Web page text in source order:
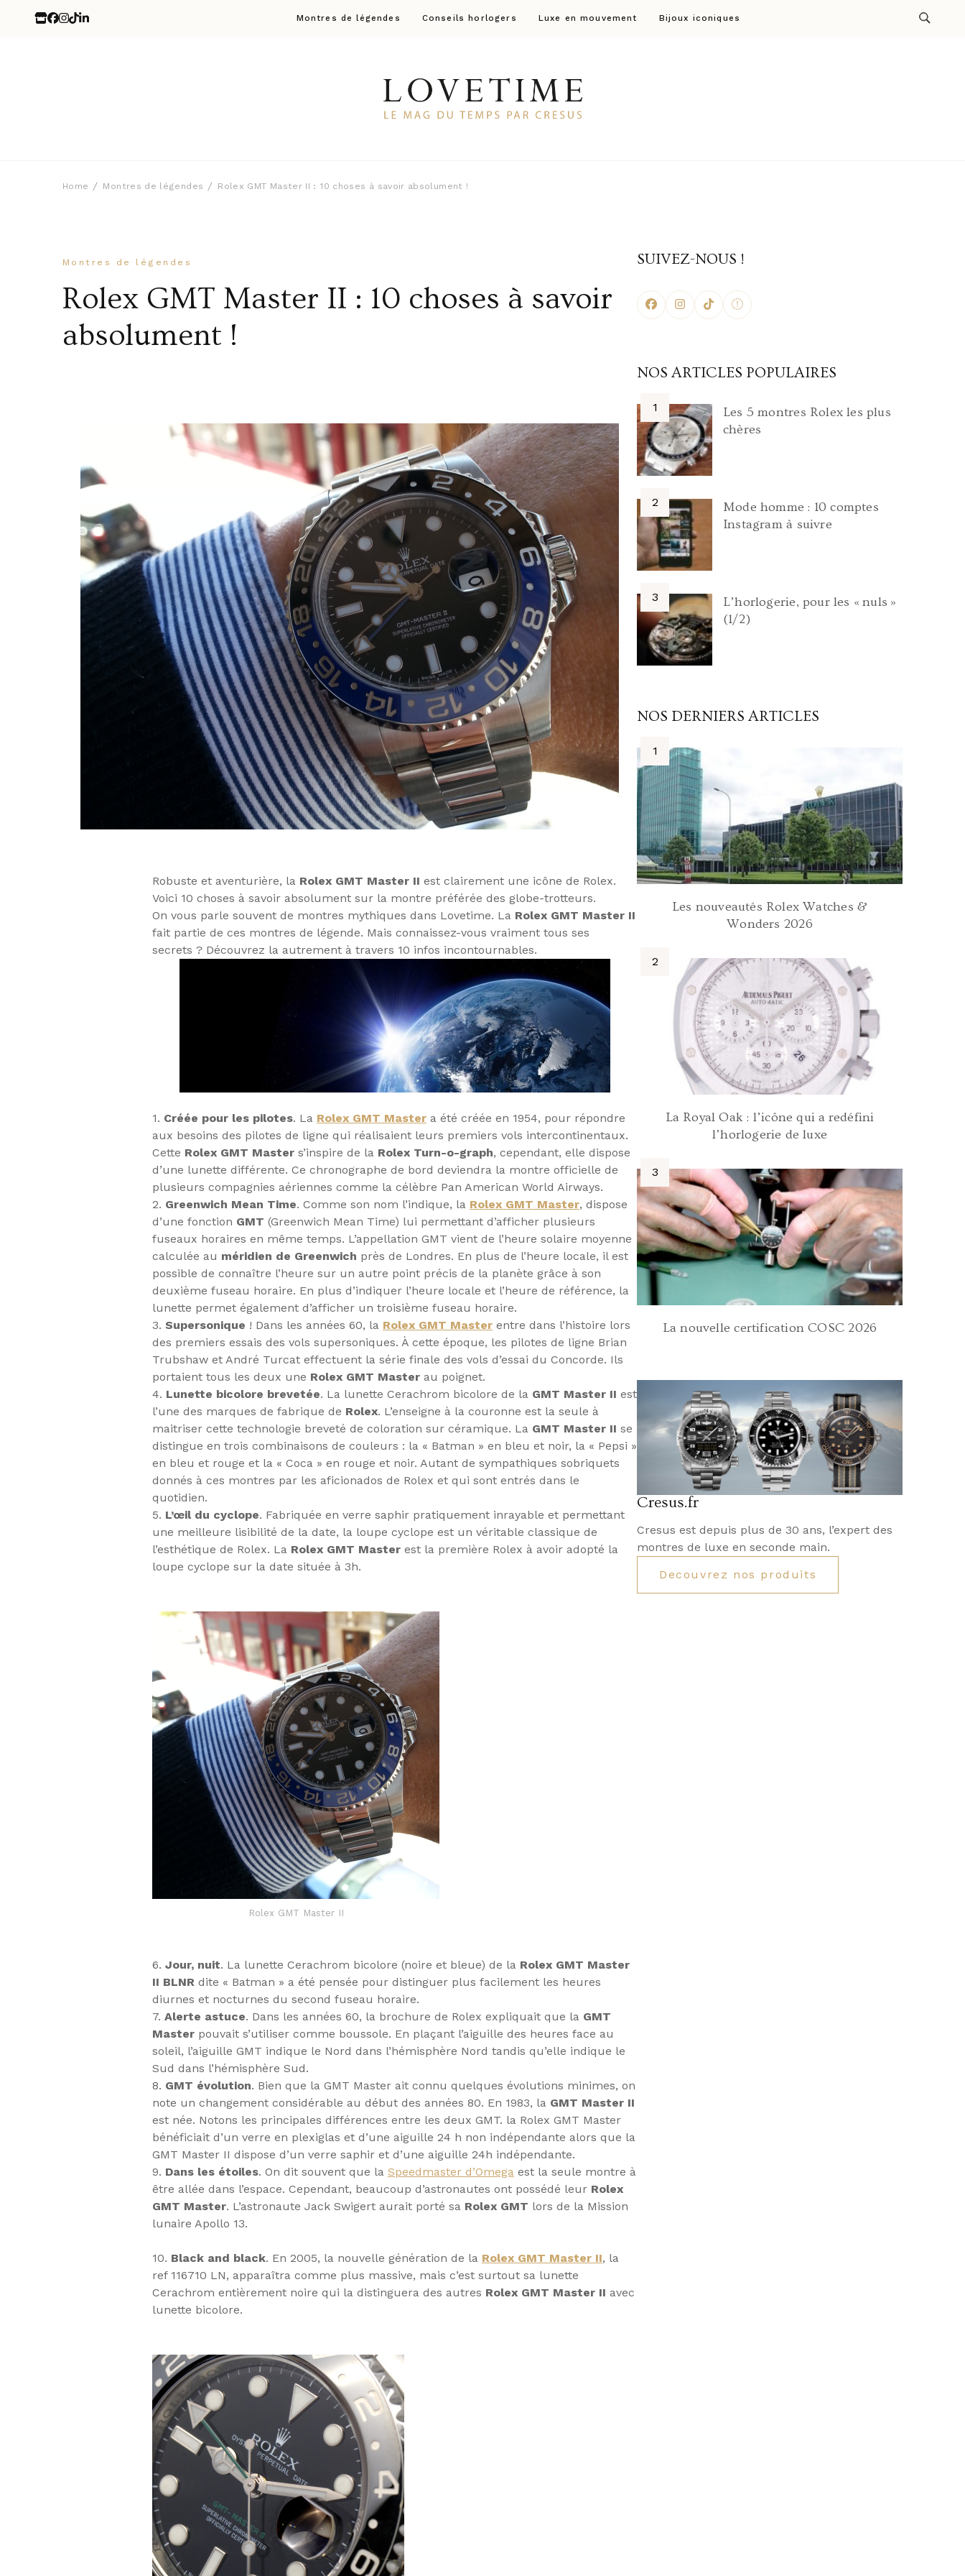
Montres de légendes Conseils horlogers Luxe en mouvement Bijoux iconiques
Home Montres de légendes Rolex GMT Master II : 10 choses à savoir absolument !
Montres de légendes
Rolex GMT Master II : 10 choses à savoir
absolument !
Robuste et aventurière, la Rolex GMT Master II est clairement une icône de Rolex.
Voici 10 choses à savoir absolument sur la montre préférée des globe-trotteurs.
On vous parle souvent de montres mythiques dans Lovetime. La Rolex GMT Master II
fait partie de ces montres de légende. Mais connaissez-vous vraiment tous ses
secrets ? Découvrez la autrement à travers 10 infos incontournables.
1. Créée pour les pilotes. La Rolex GMT Master a été créée en 1954, pour répondre
aux besoins des pilotes de ligne qui réalisaient leurs premiers vols intercontinentaux.
Cette Rolex GMT Master s’inspire de la Rolex Turn-o-graph, cependant, elle dispose
d’une lunette différente. Ce chronographe de bord deviendra la montre officielle de
plusieurs compagnies aériennes comme la célèbre Pan American World Airways.
2. Greenwich Mean Time. Comme son nom l’indique, la Rolex GMT Master, dispose
d’une fonction GMT (Greenwich Mean Time) lui permettant d’afficher plusieurs
fuseaux horaires en même temps. L’appellation GMT vient de l’heure solaire moyenne
calculée au méridien de Greenwich près de Londres. En plus de l’heure locale, il est
possible de connaître l’heure sur un autre point précis de la planète grâce à son
deuxième fuseau horaire. En plus d’indiquer l’heure locale et l’heure de référence, la
lunette permet également d’afficher un troisième fuseau horaire.
3. Supersonique ! Dans les années 60, la Rolex GMT Master entre dans l’histoire lors
des premiers essais des vols supersoniques. À cette époque, les pilotes de ligne Brian
Trubshaw et André Turcat effectuent la série finale des vols d’essai du Concorde. Ils
portaient tous les deux une Rolex GMT Master au poignet.
4. Lunette bicolore brevetée. La lunette Cerachrom bicolore de la GMT Master II est
l’une des marques de fabrique de Rolex. L’enseigne à la couronne est la seule à
maitriser cette technologie breveté de coloration sur céramique. La GMT Master II se
distingue en trois combinaisons de couleurs : la « Batman » en bleu et noir, la « Pepsi »
en bleu et rouge et la « Coca » en rouge et noir. Autant de sympathiques sobriquets
donnés à ces montres par les aficionados de Rolex et qui sont entrés dans le
quotidien.
5. L’œil du cyclope. Fabriquée en verre saphir pratiquement inrayable et permettant
une meilleure lisibilité de la date, la loupe cyclope est un véritable classique de
l’esthétique de Rolex. La Rolex GMT Master est la première Rolex à avoir adopté la
loupe cyclope sur la date située à 3h.
Rolex GMT Master II
6. Jour, nuit. La lunette Cerachrom bicolore (noire et bleue) de la Rolex GMT Master
II BLNR dite « Batman » a été pensée pour distinguer plus facilement les heures
diurnes et nocturnes du second fuseau horaire.
7. Alerte astuce. Dans les années 60, la brochure de Rolex expliquait que la GMT
Master pouvait s’utiliser comme boussole. En plaçant l’aiguille des heures face au
soleil, l’aiguille GMT indique le Nord dans l’hémisphère Nord tandis qu’elle indique le
Sud dans l’hémisphère Sud.
8. GMT évolution. Bien que la GMT Master ait connu quelques évolutions minimes, on
note un changement considérable au début des années 80. En 1983, la GMT Master II
est née. Notons les principales différences entre les deux GMT. la Rolex GMT Master
bénéficiait d’un verre en plexiglas et d’une aiguille 24 h non indépendante alors que la
GMT Master II dispose d’un verre saphir et d’une aiguille 24h indépendante.
9. Dans les étoiles. On dit souvent que la Speedmaster d’Omega est la seule montre à
être allée dans l’espace. Cependant, beaucoup d’astronautes ont possédé leur Rolex
GMT Master. L’astronaute Jack Swigert aurait porté sa Rolex GMT lors de la Mission
lunaire Apollo 13.
10. Black and black. En 2005, la nouvelle génération de la Rolex GMT Master II, la
ref 116710 LN, apparaîtra comme plus massive, mais c’est surtout sa lunette
Cerachrom entièrement noire qui la distinguera des autres Rolex GMT Master II avec
lunette bicolore.
SUIVEZ-NOUS !
NOS ARTICLES POPULAIRES
Les 5 montres Rolex les plus
chères
Mode homme : 10 comptes
Instagram à suivre
L’horlogerie, pour les « nuls »
(1/2)
NOS DERNIERS ARTICLES
Les nouveautés Rolex Watches &
Wonders 2026
La Royal Oak : l’icône qui a redéfini
l’horlogerie de luxe
La nouvelle certification COSC 2026
Cresus.fr
Cresus est depuis plus de 30 ans, l’expert des
montres de luxe en seconde main.
Decouvrez nos produits